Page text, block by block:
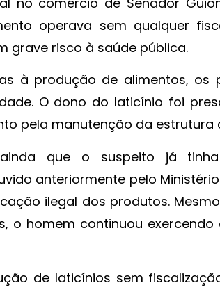
operava sem qualquer
grave risco à saúde pública.
à produção de alimentos, os
O dono do laticínio foi
pela manutenção da estrutura
que o suspeito já
anteriormente pelo
ilegal dos produtos.
o homem continuou
de laticínios sem